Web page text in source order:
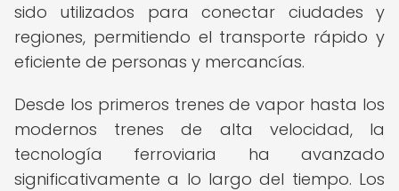
sido utilizados para conectar ciudades y
regiones, permitiendo el transporte rápido y
eficiente de personas y mercancías.
Desde los primeros trenes de vapor hasta los
modernos trenes de alta velocidad, la
tecnología ferroviaria ha avanzado
significativamente a lo largo del tiempo. Los